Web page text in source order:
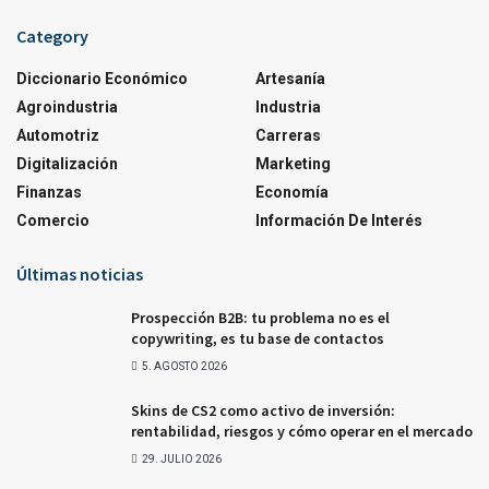
Category
Diccionario Económico
Agroindustria
Automotriz
Digitalización
Finanzas
Comercio
Artesanía
Industria
Carreras
Marketing
Economía
Información De Interés
Últimas noticias
Prospección B2B: tu problema no es el
copywriting, es tu base de contactos
5. AGOSTO 2026
Skins de CS2 como activo de inversión:
rentabilidad, riesgos y cómo operar en el mercado
29. JULIO 2026